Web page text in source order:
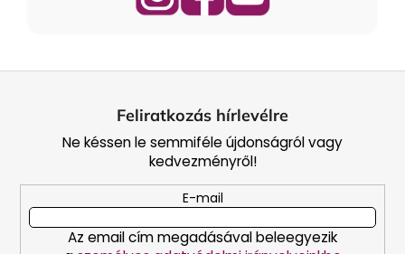
Feliratkozás hírlevélre
Ne késsen le semmiféle újdonságról vagy
kedvezményről!
E-mail
Az email cím megadásával beleegyezik